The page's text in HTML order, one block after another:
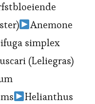
Anemone
simplex
(Leliegras)
Helianthus